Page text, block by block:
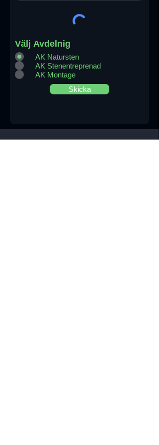
Välj Avdelnig
AK Natursten
AK Stenentreprenad
AK Montage
Skicka